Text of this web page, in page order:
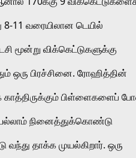
11 வரையிலான டெயில்
மூன்று விக்கெட்டுகளுக்கு
ஒரு பிரச்சினை. ரோஹித்தின்
காத்திருக்கும் பிள்ளைகளைப்
நினைத்துக்கொண்டு
தாக்க முயல்கிறார். ஒரு